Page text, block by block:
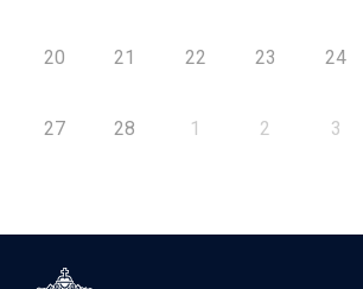
20 21 22 23 24
27 28 1 2 3